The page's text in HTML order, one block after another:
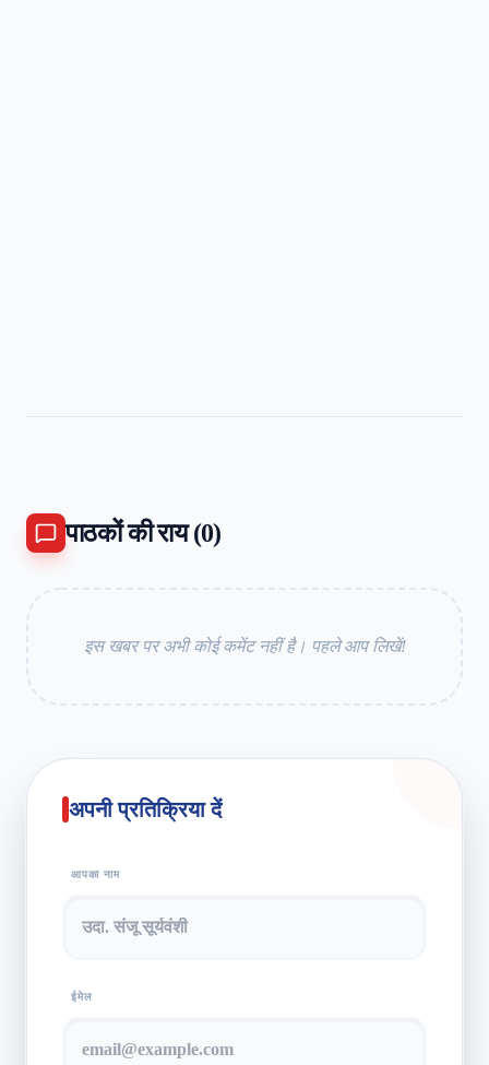
पाठकों की राय (0)
इस खबर पर अभी कोई कमेंट नहीं है। पहले आप लिखें!
अपनी प्रतिक्रिया दें
आपका नाम
ईमेल